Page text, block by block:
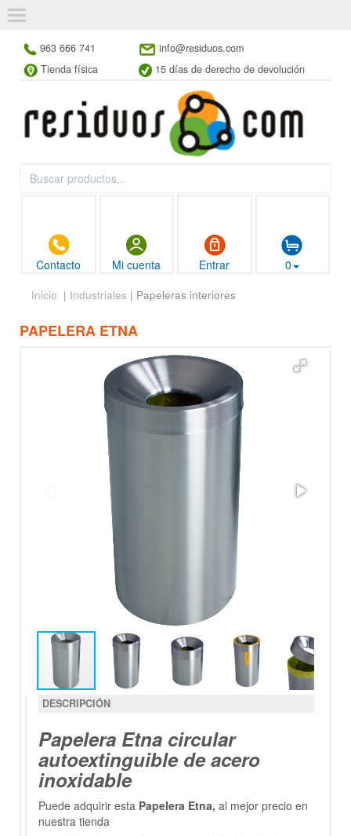
963 666 741
info@residuos.com
Tienda física
15 días de derecho de devolución
Contacto Mi cuenta Entrar 0
Inicio | Industriales | Papeleras interiores
PAPELERA ETNA
DESCRIPCIÓN
Papelera Etna circular
autoextinguible de acero
inoxidable
Puede adquirir esta Papelera Etna, al mejor precio en
nuestra tienda